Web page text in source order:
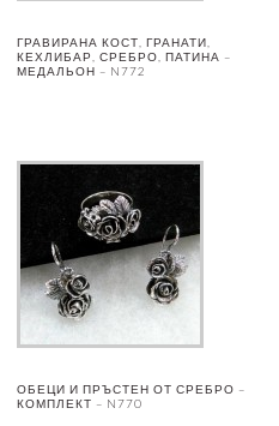
ГРАВИРАНА КОСТ, ГРАНАТИ,
КЕХЛИБАР, СРЕБРО, ПАТИНА –
МЕДАЛЬОН – N772
ОБЕЦИ И ПРЪСТЕН ОТ СРЕБРО –
КОМПЛЕКТ – N770